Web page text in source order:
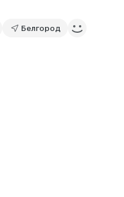
Белгород